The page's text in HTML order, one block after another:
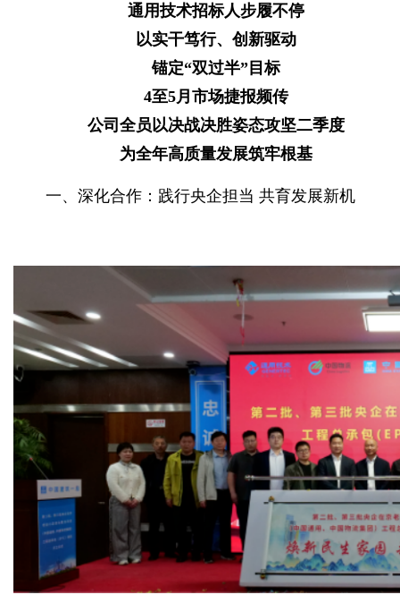
通用技术招标人步履不停
以实干笃行、创新驱动
锚定“双过半”目标
4至5月市场捷报频传
公司全员以决战决胜姿态攻坚二季度
为全年高质量发展筑牢根基
一、深化合作：践行央企担当 共育发展新机